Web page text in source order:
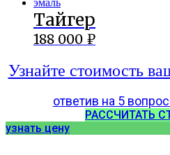
Тайгер
188 000 ₽
Узнайте стоимость
ответив на 5
РАССЧИТАТЬ
узнать цену